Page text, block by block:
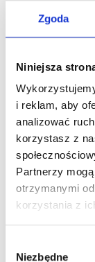
Zgoda
Niniejsza
i reklam, aby
analizować
korzystasz z
Partnerzy
otrzymanymi
korzystania z
zgody
Niezbędne
Dlaczego